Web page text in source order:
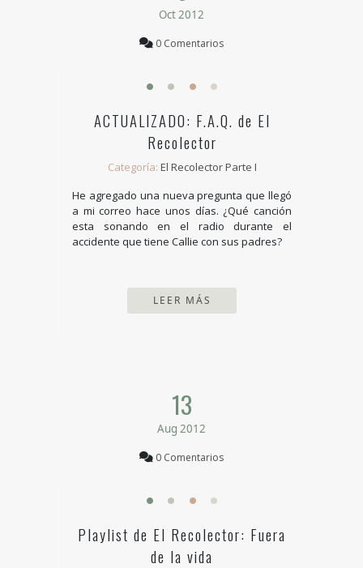
Oct 2012
0 Comentarios
ACTUALIZADO: F.A.Q. de El
Recolector
Categoría: El Recolector Parte I
He agregado una nueva pregunta que llegó
a mi correo hace unos días. ¿Qué canción
esta sonando en el radio durante el
accidente que tiene Callie con sus padres?
LEER MÁS
13
Aug 2012
0 Comentarios
Playlist de El Recolector: Fuera
de la vida